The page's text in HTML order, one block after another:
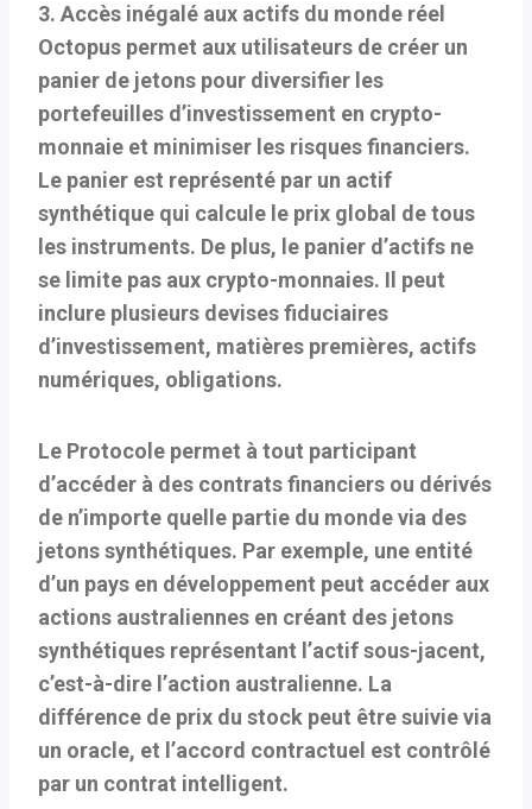
3. Accès inégalé aux actifs du monde réel
Octopus permet aux utilisateurs de créer un
panier de jetons pour diversifier les
portefeuilles d’investissement en crypto-
monnaie et minimiser les risques financiers.
Le panier est représenté par un actif
synthétique qui calcule le prix global de tous
les instruments. De plus, le panier d’actifs ne
se limite pas aux crypto-monnaies. Il peut
inclure plusieurs devises fiduciaires
d’investissement, matières premières, actifs
numériques, obligations.
Le Protocole permet à tout participant
d’accéder à des contrats financiers ou dérivés
de n’importe quelle partie du monde via des
jetons synthétiques. Par exemple, une entité
d’un pays en développement peut accéder aux
actions australiennes en créant des jetons
synthétiques représentant l’actif sous-jacent,
c’est-à-dire l’action australienne. La
différence de prix du stock peut être suivie via
un oracle, et l’accord contractuel est contrôlé
par un contrat intelligent.